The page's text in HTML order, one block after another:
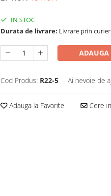
IN STOC
Durata de livrare: Livrare prin
ADAUGA
Cod Produs: R22-5 Ai nevoie de
Adauga la Favorite Cere